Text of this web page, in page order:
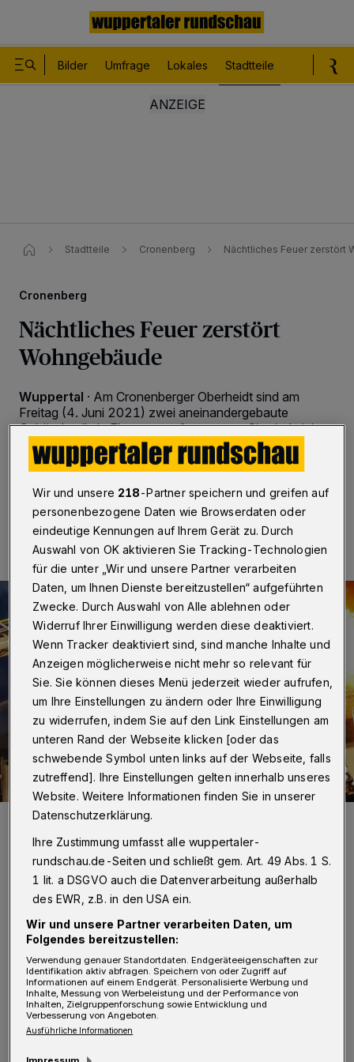
Bilder Umfrage Lokales Stadtteile
Stadtteile Cronenberg Nächtliches Feuer zerstört
Cronenberg
Nächtliches Feuer zerstört
Wohngebäude
Wuppertal · Am Cronenberger Oberheidt sind am
Freitag (4. Juni 2021) zwei aneinandergebaute
Gebäudeteile in Flammen aufgegangen. Sie sind nicht
mehr bewohnbar.
04.06.2021 , 08:43 Uhr Eine Minute Lesezeit
Die Feuerwehr war mit einem Großaufgebot vor Ort.
E in Bewohner des Hauses hatte selbst die
Feuerwehr um 3.05 Uhr alarmiert,
nachdem er eine starke Rauchentwicklung in
seinem Schlafzimmer feststellte. Das Bett des
84-Jährigen geriet kurz darauf in Flammen.
Löschversuche des Eigentümers verliefen ohne
Wir und unsere 218-Partner speichern und greifen auf
personenbezogene Daten wie Browserdaten oder
eindeutige Kennungen auf Ihrem Gerät zu. Durch
Auswahl von OK aktivieren Sie Tracking-Technologien
für die unter „Wir und unsere Partner verarbeiten
Daten, um Ihnen Dienste bereitzustellen“ aufgeführten
Zwecke. Durch Auswahl von Alle ablehnen oder
Widerruf Ihrer Einwilligung werden diese deaktiviert.
Wenn Tracker deaktiviert sind, sind manche Inhalte und
Anzeigen möglicherweise nicht mehr so relevant für
Sie. Sie können dieses Menü jederzeit wieder aufrufen,
um Ihre Einstellungen zu ändern oder Ihre Einwilligung
zu widerrufen, indem Sie auf den Link Einstellungen am
unteren Rand der Webseite klicken [oder das
schwebende Symbol unten links auf der Webseite, falls
zutreffend]. Ihre Einstellungen gelten innerhalb unseres
Website. Weitere Informationen finden Sie in unserer
Datenschutzerklärung.
Ihre Zustimmung umfasst alle wuppertaler-
rundschau.de-Seiten und schließt gem. Art. 49 Abs. 1 S.
1 lit. a DSGVO auch die Datenverarbeitung außerhalb
des EWR, z.B. in den USA ein.
Wir und unsere Partner verarbeiten Daten, um
Folgendes bereitzustellen:
Verwendung genauer Standortdaten. Endgeräteeigenschaften zur
Identifikation aktiv abfragen. Speichern von oder Zugriff auf
Informationen auf einem Endgerät. Personalisierte Werbung und
Inhalte, Messung von Werbeleistung und der Performance von
Inhalten, Zielgruppenforschung sowie Entwicklung und
Verbesserung von Angeboten.
Ausführliche Informationen